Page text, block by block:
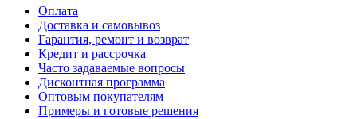
Оплата
Доставка и самовывоз
Гарантия, ремонт и возврат
Кредит и рассрочка
Часто задаваемые вопросы
Дисконтная программа
Оптовым покупателям
Примеры и готовые решения